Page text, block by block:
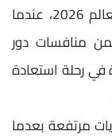
لمواصلة كتابة التاريخ في بطولة كأس العالم 2026، عندما
منافسات دور
في رحلة استعادة
مرتفعة بعدما